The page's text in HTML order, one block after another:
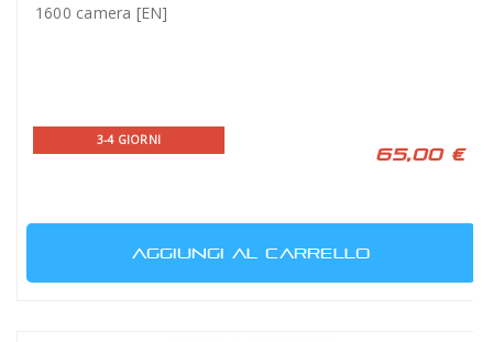
1600 camera [EN]
3-4 GIORNI
65,00 €
AGGIUNGI AL CARRELLO